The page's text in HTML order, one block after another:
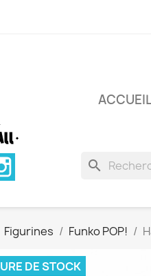
search
Figurines Funko POP!
DE STOCK